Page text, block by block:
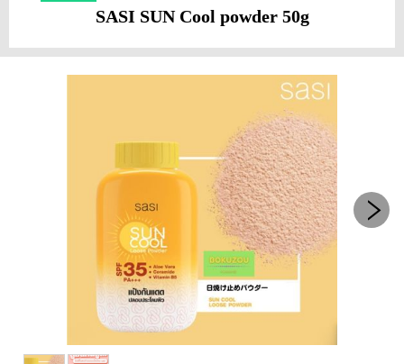
SASI SUN Cool powder 50g